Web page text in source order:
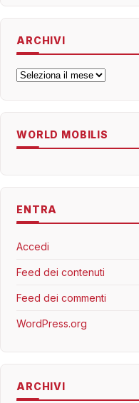
ARCHIVI
Archivi
WORLD MOBILIS
ENTRA
Accedi
Feed dei contenuti
Feed dei commenti
WordPress.org
ARCHIVI